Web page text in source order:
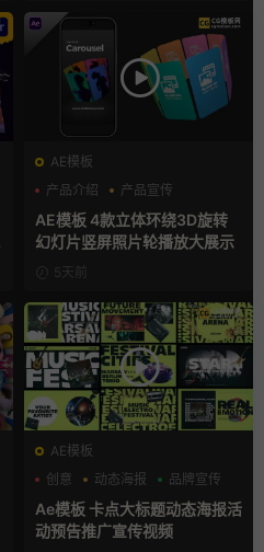
AE模板
产品介绍
产品宣传
产品展示
AE模板 4款立体环绕3D旋转
幻灯片竖屏照片轮播放大展示
5天前
AE模板
创意
动态海报 品牌宣传
Ae模板 卡点大标题动态海报活
动预告推广宣传视频